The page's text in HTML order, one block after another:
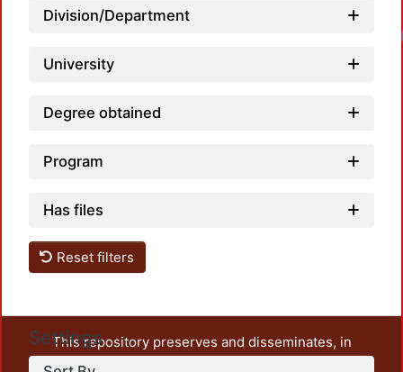
Division/Department
University
Degree obtained
Program
Has files
Reset filters
Settings
This repository preserves and disseminates, in
unrestricted open access, the teaching and research